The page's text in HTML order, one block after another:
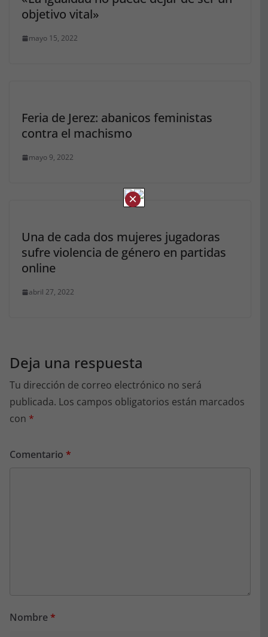
objetivo vital»
mayo 15, 2022
Feria de Jerez: abanicos feministas
contra el machismo
mayo 9, 2022
Una de cada dos mujeres jugadoras
sufre violencia de género en partidas
online
abril 27, 2022
Deja una respuesta
Tu dirección de correo electrónico no será
publicada. Los campos obligatorios están marcados
con *
Comentario *
Nombre*
×